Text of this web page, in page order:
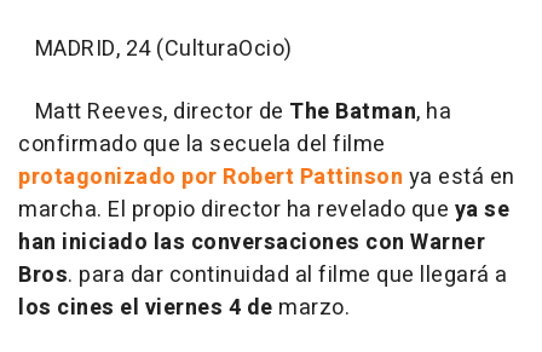
MADRID, 24 (CulturaOcio)
Matt Reeves, director de The Batman, ha
confirmado que la secuela del filme
protagonizado por Robert Pattinson ya está en
marcha. El propio director ha revelado que ya se
han iniciado las conversaciones con Warner
Bros. para dar continuidad al filme que llegará a
los cines el viernes 4 de marzo.